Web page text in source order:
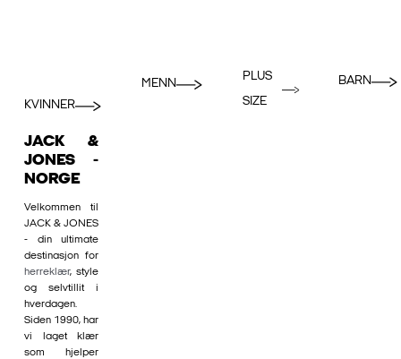
KVINNER
MENN
PLUS
SIZE
BARN
JACK &
JONES -
NORGE
Velkommen til
JACK & JONES
- din ultimate
destinasjon for
herreklær, style
og selvtillit i
hverdagen.
Siden 1990, har
vi laget klær
som hjelper